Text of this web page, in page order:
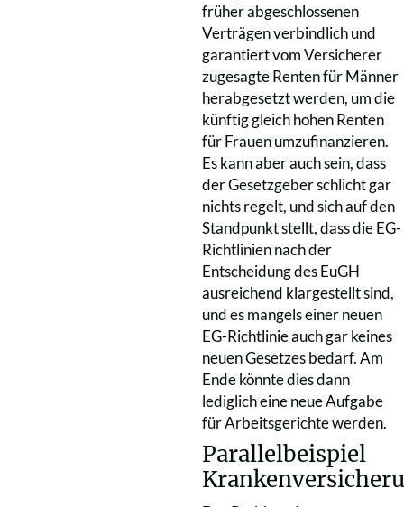
früher abgeschlossenen
Verträgen verbindlich und
garantiert vom Versicherer
zugesagte Renten für Männer
herabgesetzt werden, um die
künftig gleich hohen Renten
für Frauen umzufinanzieren.
Es kann aber auch sein, dass
der Gesetzgeber schlicht gar
nichts regelt, und sich auf den
Standpunkt stellt, dass die EG-
Richtlinien nach der
Entscheidung des EuGH
ausreichend klargestellt sind,
und es mangels einer neuen
EG-Richtlinie auch gar keines
neuen Gesetzes bedarf. Am
Ende könnte dies dann
lediglich eine neue Aufgabe
für Arbeitsgerichte werden.
Parallelbeispiel